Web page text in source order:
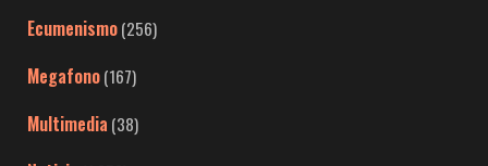
Ecumenismo(256)
Megafono(167)
Multimedia (38)